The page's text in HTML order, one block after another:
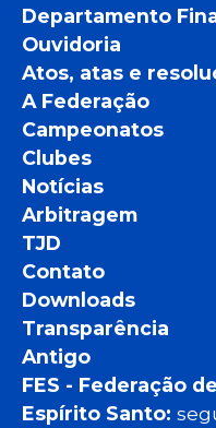
Departamento
Ouvidoria
Atos, atas e
A Federação
Campeonatos
Clubes
Notícias
Arbitragem
TJD
Contato
Downloads
Transparência
Antigo
FES - Federação
Espírito Santo: